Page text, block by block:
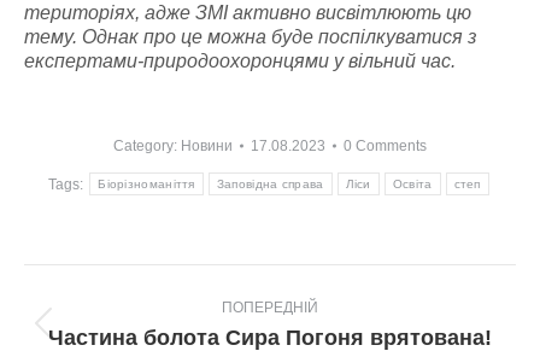
територіях, адже ЗМІ активно висвітлюють цю
тему. Однак про це можна буде поспілкуватися з
експертами-природоохоронцями у вільний час.
Category: Новини 17.08.2023 0 Comments
Tags: Біорізноманіття Заповідна справа Ліси Освіта степ
navigation
ПОПЕРЕДНІЙ
Попередній
Частина болота Сира Погоня врятована!